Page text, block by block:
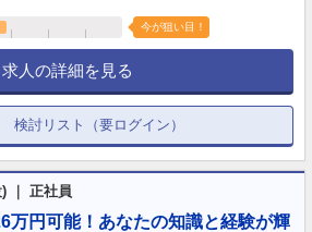
今が狙い目！
求人の詳細を見る
検討リスト（要ログイン）
｜ 正社員
万円可能！あなたの知識と経験が輝